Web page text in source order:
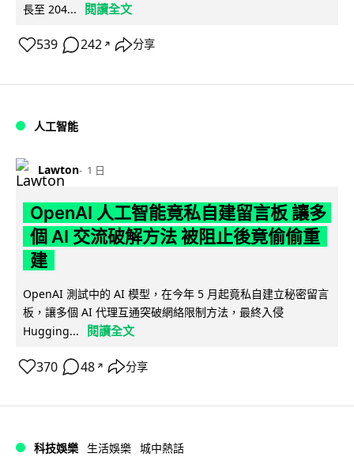
長至 204...
閱讀全文
539 242 ↗ 分享
人工智能
Lawton 1 日
OpenAI 人工智能竟私自建留言板 讓多
個 AI 交流破解方法 被阻止後竟偷偷重
建
OpenAI 測試中的 AI 模型，在今年 5 月起竟私自建立秘密留言
板，讓多個 AI 代理互通突破網絡限制方法，最終入侵
Hugging...
閱讀全文
370 48 ↗ 分享
科技娛樂 生活娛樂 城中熱話